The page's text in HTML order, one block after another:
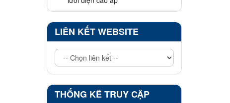
LIÊN KẾT WEBSITE
THỐNG KÊ TRUY CẬP